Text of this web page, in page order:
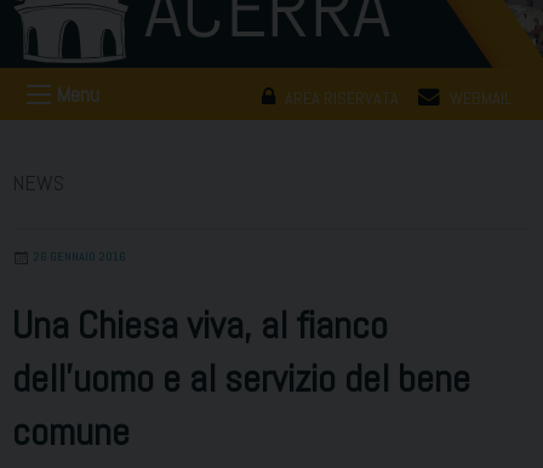
AREA RISERVATA WEBMAIL
Menu
26 GENNAIO 2016
Una Chiesa viva, al fianco
dell’uomo e al servizio del bene
comune